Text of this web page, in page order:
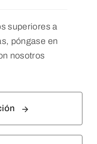
superiores a
póngase en
nosotros